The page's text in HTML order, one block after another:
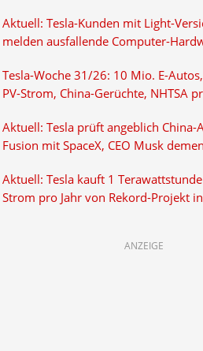
Aktuell: Tesla-Kunden mit Light-
melden ausfallende Computer-
Tesla-Woche 31/26: 10 Mio. E-Autos,
PV-Strom, China-Gerüchte, NHTSA
Aktuell: Tesla prüft angeblich China-
Fusion mit SpaceX, CEO Musk
Aktuell: Tesla kauft 1
Strom pro Jahr von Rekord-Projekt
ANZEIGE